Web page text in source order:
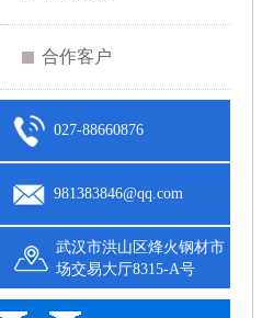
合作客户
027-88660876
981383846@qq.com
武汉市洪山区烽火钢材市
场交易大厅8315-A号